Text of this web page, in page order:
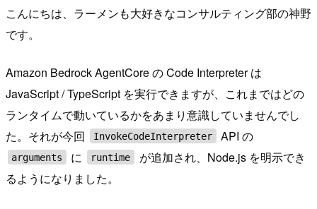
こんにちは、ラーメンも大好きなコンサルティング部の神野
です。
Amazon Bedrock AgentCore の Code Interpreter は
JavaScript / TypeScript を実行できますが、これまではどの
ランタイムで動いているかをあまり意識していませんでし
た。それが今回
InvokeCodeInterpreter API の
arguments に runtime
が追加され、Node.js を明示でき
るようになりました。